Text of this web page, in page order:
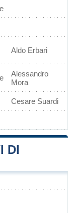
Aldo Erbari
Alessandro
Mora
Cesare Suardi
DI